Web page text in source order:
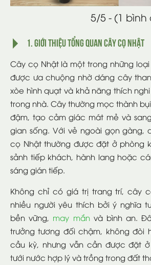
5/5 - (1
1. Giới thiệu tổng quan cây cọ Nhật
Cây cọ Nhật là một trong những
được ưa chuộng nhờ dáng cây
xòe hình quạt và khả năng thích
trong nhà. Cây thường mọc thành
đậm, tạo cảm giác mát mẻ và
gian sống. Với vẻ ngoài gọn gàng,
cọ Nhật thường được đặt ở phòng
sảnh tiếp khách, hành lang hoặc
sáng gián tiếp.
Không chỉ có giá trị trang trí, cây
nhiều người yêu thích bởi ý nghĩa
bền vững, may mắnvà bình an.
trưởng tương đối chậm, không đòi
cầu kỳ, nhưng vẫn cần được đặt
tưới nước hợp lý và trồng trong đất